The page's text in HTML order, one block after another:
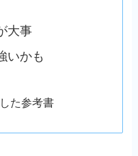
大事
いかも
た参考書